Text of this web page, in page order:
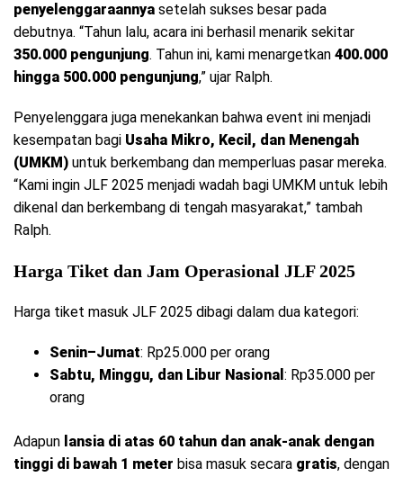
penyelenggaraannya setelah sukses besar pada
debutnya. “Tahun lalu, acara ini berhasil menarik sekitar
350.000 pengunjung. Tahun ini, kami menargetkan 400.000
hingga 500.000 pengunjung,” ujar Ralph.
Penyelenggara juga menekankan bahwa event ini menjadi
kesempatan bagi Usaha Mikro, Kecil, dan Menengah
(UMKM) untuk berkembang dan memperluas pasar mereka.
“Kami ingin JLF 2025 menjadi wadah bagi UMKM untuk lebih
dikenal dan berkembang di tengah masyarakat,” tambah
Ralph.
Harga Tiket dan Jam Operasional JLF 2025
Harga tiket masuk JLF 2025 dibagi dalam dua kategori:
Senin–Jumat: Rp25.000 per orang
Sabtu, Minggu, dan Libur Nasional : Rp35.000 per
orang
Adapun lansia di atas 60 tahun dan anak-anak dengan
tinggi di bawah 1 meter bisa masuk secara gratis, dengan